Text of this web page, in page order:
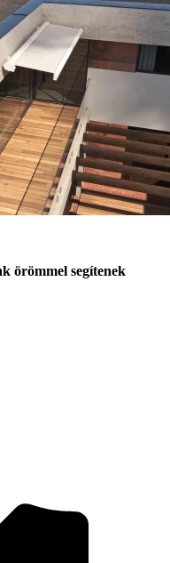
örömmel segítenek